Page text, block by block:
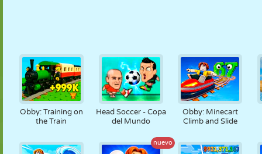
Obby: Training on
the Train
Head Soccer - Copa
del Mundo
Obby: Minecart
Climb and Slide
nuevo